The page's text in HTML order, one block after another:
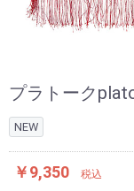
プラトーク
NEW
￥9,350 税込